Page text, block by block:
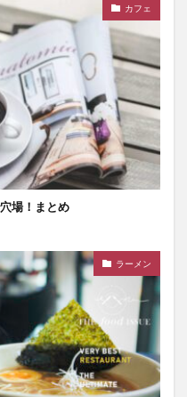
カフェ
場！まとめ
ラーメン